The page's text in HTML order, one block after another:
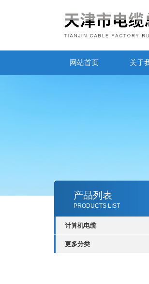
网站首页 关于
产品列表
PRODUCTS LIST
计算机电缆
更多分类